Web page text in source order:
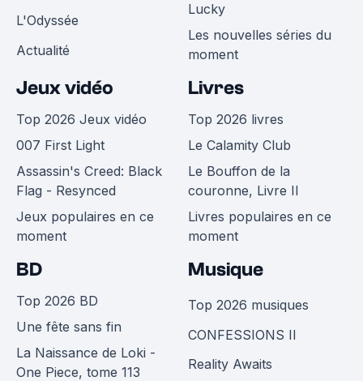
L'Odyssée
Actualité
Lucky
Les nouvelles séries du
moment
Jeux vidéo
Top 2026 Jeux vidéo
007 First Light
Assassin's Creed: Black
Flag - Resynced
Jeux populaires en ce
moment
Livres
Top 2026 livres
Le Calamity Club
Le Bouffon de la
couronne, Livre II
Livres populaires en ce
moment
BD
Top 2026 BD
Une fête sans fin
La Naissance de Loki -
One Piece, tome 113
Musique
Top 2026 musiques
CONFESSIONS II
Reality Awaits